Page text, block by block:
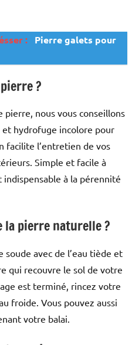
:
Pierre galets pour
?
pierre, nous vous conseillons
hydrofuge incolore pour
facilite l’entretien de vos
Simple et facile à
à la pérennité
la pierre naturelle ?
avec de l’eau tiède et
qui recouvre le sol de votre
est terminé, rincez votre
froide. Vous pouvez aussi
votre balai.